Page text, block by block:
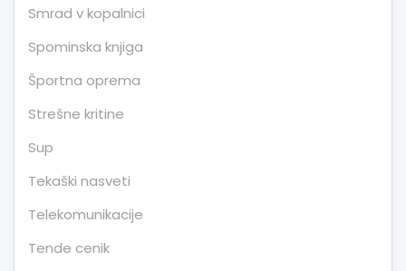
Smrad v kopalnici
Spominska knjiga
Športna oprema
Strešne kritine
Sup
Tekaški nasveti
Telekomunikacije
Tende cenik